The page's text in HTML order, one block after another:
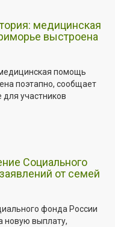
медицинская
выстроена
помощь
поэтапно, сообщает
участников
Социального
от семей
фонда России
новую выплату,